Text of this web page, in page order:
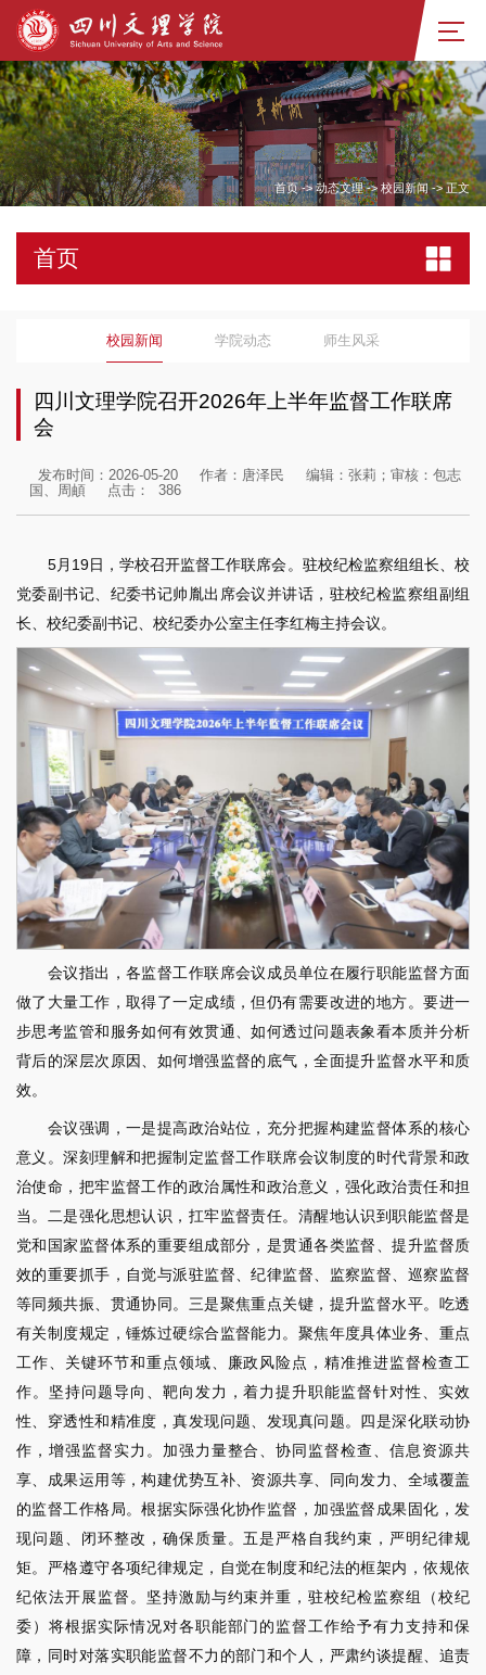
首页->动态文理-> 校园新闻->正文
首页
校园新闻 学院动态 师生风采
四川文理学院召开2026年上半年监督工作联席
会
发布时间：2026-05-20 作者：唐泽民
编辑：张莉；审核：包志
国、周頔
点击： 386
5月19日，学校召开监督工作联席会。驻校纪检监察组组长、校
党委副书记、纪委书记帅胤出席会议并讲话，驻校纪检监察组副组
长、校纪委副书记、校纪委办公室主任李红梅主持会议。
会议指出，各监督工作联席会议成员单位在履行职能监督方面
做了大量工作，取得了一定成绩，但仍有需要改进的地方。要进一
步思考监管和服务如何有效贯通、如何透过问题表象看本质并分析
背后的深层次原因、如何增强监督的底气，全面提升监督水平和质
效。
会议强调，一是提高政治站位，充分把握构建监督体系的核心
意义。深刻理解和把握制定监督工作联席会议制度的时代背景和政
治使命，把牢监督工作的政治属性和政治意义，强化政治责任和担
当。二是强化思想认识，扛牢监督责任。清醒地认识到职能监督是
党和国家监督体系的重要组成部分，是贯通各类监督、提升监督质
效的重要抓手，自觉与派驻监督、纪律监督、监察监督、巡察监督
等同频共振、贯通协同。三是聚焦重点关键，提升监督水平。吃透
有关制度规定，锤炼过硬综合监督能力。聚焦年度具体业务、重点
工作、关键环节和重点领域、廉政风险点，精准推进监督检查工
作。坚持问题导向、靶向发力，着力提升职能监督针对性、实效
性、穿透性和精准度，真发现问题、发现真问题。四是深化联动协
作，增强监督实力。加强力量整合、协同监督检查、信息资源共
享、成果运用等，构建优势互补、资源共享、同向发力、全域覆盖
的监督工作格局。根据实际强化协作监督，加强监督成果固化，发
现问题、闭环整改，确保质量。五是严格自我约束，严明纪律规
矩。严格遵守各项纪律规定，自觉在制度和纪法的框架内，依规依
纪依法开展监督。坚持激励与约束并重，驻校纪检监察组（校纪
委）将根据实际情况对各职能部门的监督工作给予有力支持和保
障，同时对落实职能监督不力的部门和个人，严肃约谈提醒、追责